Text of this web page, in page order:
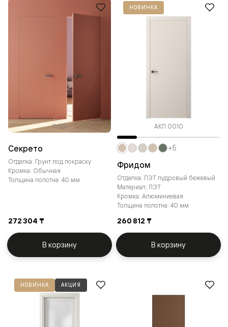
0001
Секрето
Отделка: Грунт под покраску
Кромка: Обычная
Толщина полотна: 40 мм
272 304 ₸
В корзину
НОВИНКА
АКП 0010
Фридом
Отделка: ПЭТ пудровый бежевый
Материал: ПЭТ
Кромка: Алюминиевая
Толщина полотна: 40 мм
260 812 ₸
+5
В корзину
НОВИНКА АКЦИЯ